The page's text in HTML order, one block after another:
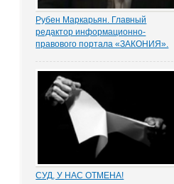
Рубен Маркарьян. Главный
редактор информационно-
правового портала «ЗАКОНИЯ».
главного редактора
информационно-правового
портала «ЗАКОНИЯ» Рубена
Маркарьяна, за которым
последовало немало вопросов от
слушателей. Он представил...
СУД, У НАС ОТМЕНА!